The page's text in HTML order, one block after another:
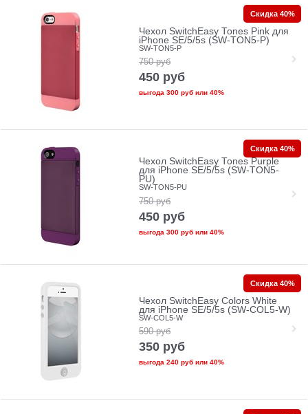
Чехол SwitchEasy Tones Pink для
iPhone SE/5/5s (SW-TON5-P)
SW-TON5-P
750 руб
450 руб
выгода 300 рубили 40%
Скидка 40%
Чехол SwitchEasy Tones Purple
для iPhone SE/5/5s (SW-TON5-
PU)
SW-TON5-PU
750 руб
450 руб
выгода 300 рубили 40%
Скидка 40%
Чехол SwitchEasy Colors White
для iPhone SE/5/5s (SW-COL5-W)
SW-COL5-W
590 руб
350 руб
выгода 240 рубили 40%
Скидка 40%